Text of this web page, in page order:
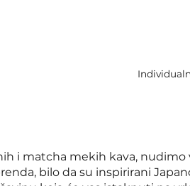
i matcha mekih kava,
bilo da su inspirirani